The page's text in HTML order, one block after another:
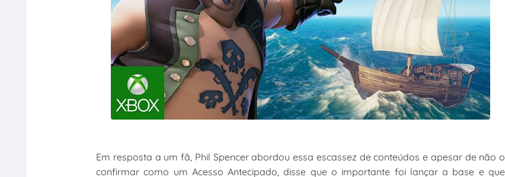
Em resposta a um fã, Phil Spencer abordou essa escassez de conteúdos e apesar de não o
confirmar como um Acesso Antecipado, disse que o importante foi lançar a base e que